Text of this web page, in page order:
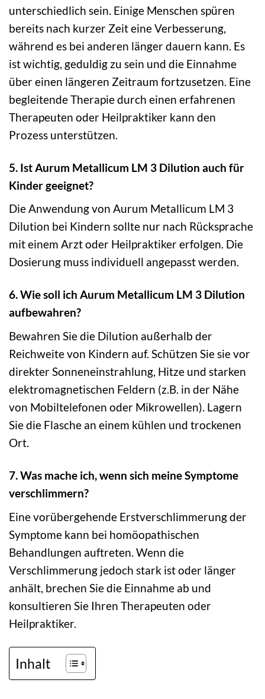
unterschiedlich sein. Einige Menschen spüren
bereits nach kurzer Zeit eine Verbesserung,
während es bei anderen länger dauern kann. Es
ist wichtig, geduldig zu sein und die Einnahme
über einen längeren Zeitraum fortzusetzen. Eine
begleitende Therapie durch einen erfahrenen
Therapeuten oder Heilpraktiker kann den
Prozess unterstützen.
5. Ist Aurum Metallicum LM 3 Dilution auch für
Kinder geeignet?
Die Anwendung von Aurum Metallicum LM 3
Dilution bei Kindern sollte nur nach Rücksprache
mit einem Arzt oder Heilpraktiker erfolgen. Die
Dosierung muss individuell angepasst werden.
6. Wie soll ich Aurum Metallicum LM 3 Dilution
aufbewahren?
Bewahren Sie die Dilution außerhalb der
Reichweite von Kindern auf. Schützen Sie sie vor
direkter Sonneneinstrahlung, Hitze und starken
elektromagnetischen Feldern (z.B. in der Nähe
von Mobiltelefonen oder Mikrowellen). Lagern
Sie die Flasche an einem kühlen und trockenen
Ort.
7. Was mache ich, wenn sich meine Symptome
verschlimmern?
Eine vorübergehende Erstverschlimmerung der
Symptome kann bei homöopathischen
Behandlungen auftreten. Wenn die
Verschlimmerung jedoch stark ist oder länger
anhält, brechen Sie die Einnahme ab und
konsultieren Sie Ihren Therapeuten oder
Heilpraktiker.
Inhalt